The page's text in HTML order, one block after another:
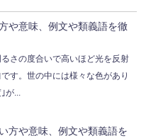
や意味、例文や類義語を徹
さの度合いで高いほど光を反射
す。世の中には様々な色があり
が...
方や意味、例文や類義語を